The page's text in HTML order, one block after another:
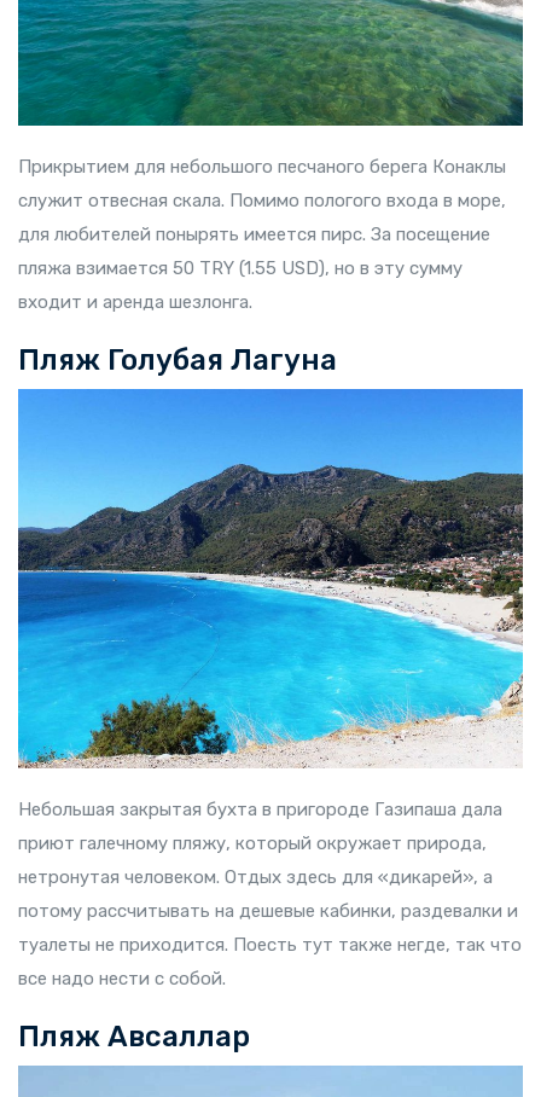
Прикрытием для небольшого песчаного берега Конаклы
служит отвесная скала. Помимо пологого входа в море,
для любителей понырять имеется пирс. За посещение
пляжа взимается 50 TRY (1.55 USD), но в эту сумму
входит и аренда шезлонга.
Пляж Голубая Лагуна
Небольшая закрытая бухта в пригороде Газипаша дала
приют галечному пляжу, который окружает природа,
нетронутая человеком. Отдых здесь для «дикарей», а
потому рассчитывать на дешевые кабинки, раздевалки и
туалеты не приходится. Поесть тут также негде, так что
все надо нести с собой.
Пляж Авсаллар